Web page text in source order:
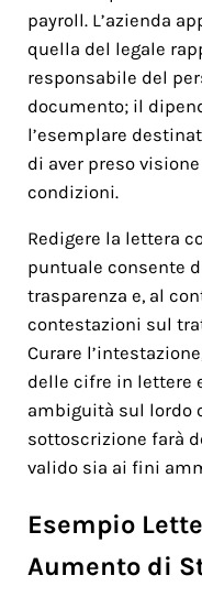
payroll. L’azienda
quella del legale
responsabile del
documento; il
l’esemplare
di aver preso
condizioni.
Redigere la lettera
puntuale consente
trasparenza e, al
contestazioni sul
Curare
delle cifre in lettere
ambiguità sul lordo
sottoscrizione farà
valido sia ai fini
Esempio
Aumento di